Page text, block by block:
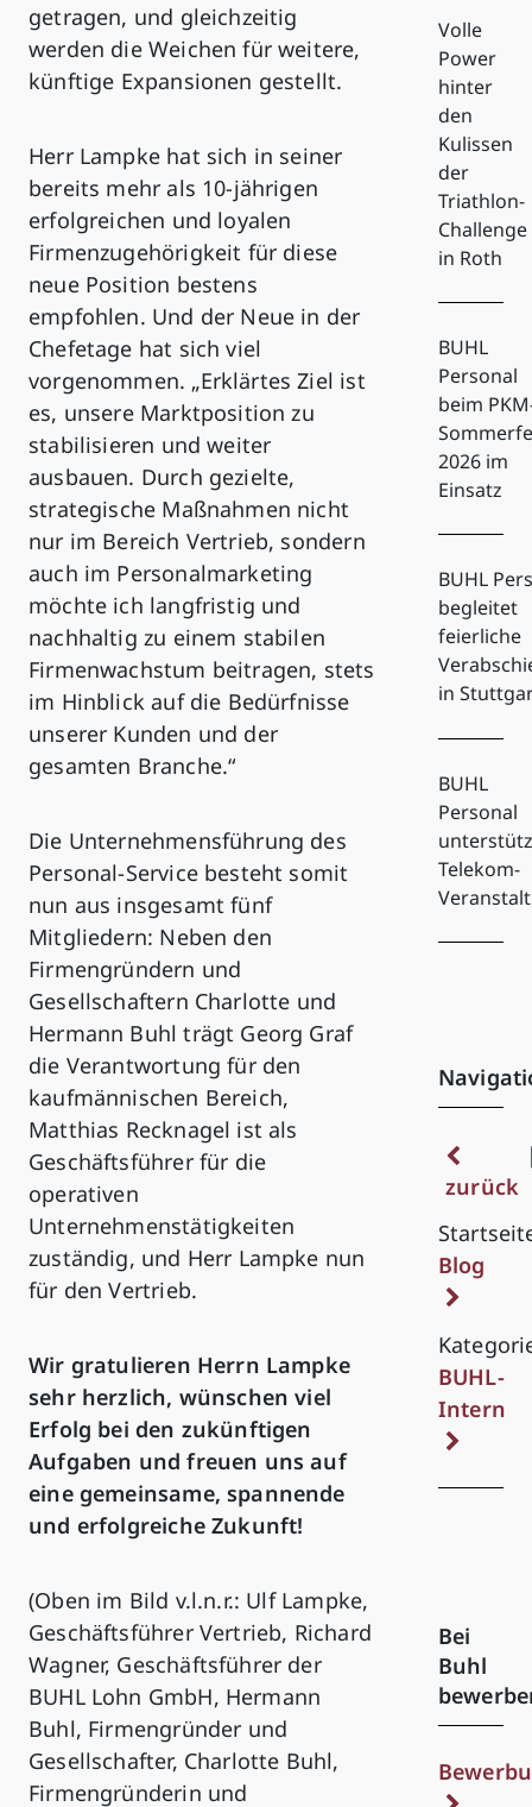
getragen, und gleichzeitig
werden die Weichen für weitere,
künftige Expansionen gestellt.
Herr Lampke hat sich in seiner
bereits mehr als 10-jährigen
erfolgreichen und loyalen
Firmenzugehörigkeit für diese
neue Position bestens
empfohlen. Und der Neue in der
Chefetage hat sich viel
vorgenommen. „Erklärtes Ziel ist
es, unsere Marktposition zu
stabilisieren und weiter
ausbauen. Durch gezielte,
strategische Maßnahmen nicht
nur im Bereich Vertrieb, sondern
auch im Personalmarketing
möchte ich langfristig und
nachhaltig zu einem stabilen
Firmenwachstum beitragen, stets
im Hinblick auf die Bedürfnisse
unserer Kunden und der
gesamten Branche.“
Die Unternehmensführung des
Personal-Service besteht somit
nun aus insgesamt fünf
Mitgliedern: Neben den
Firmengründern und
Gesellschaftern Charlotte und
Hermann Buhl trägt Georg Graf
die Verantwortung für den
kaufmännischen Bereich,
Matthias Recknagel ist als
Geschäftsführer für die
operativen
Unternehmenstätigkeiten
zuständig, und Herr Lampke nun
für den Vertrieb.
Wir gratulieren Herrn Lampke
sehr herzlich, wünschen viel
Erfolg bei den zukünftigen
Aufgaben und freuen uns auf
eine gemeinsame, spannende
und erfolgreiche Zukunft!
(Oben im Bild v.l.n.r.: Ulf Lampke,
Geschäftsführer Vertrieb, Richard
Wagner, Geschäftsführer der
BUHL Lohn GmbH, Hermann
Buhl, Firmengründer und
Gesellschafter, Charlotte Buhl,
Firmengründerin und
Volle
Power
hinter
den
Kulissen
der
Triathlon-
Challenge
in Roth
BUHL
Personal
beim
2026 im
Einsatz
BUHL
begleitet
feierliche
in
BUHL
Personal
Telekom-
zurück
Blog
BUHL-
Intern
Bei
Buhl